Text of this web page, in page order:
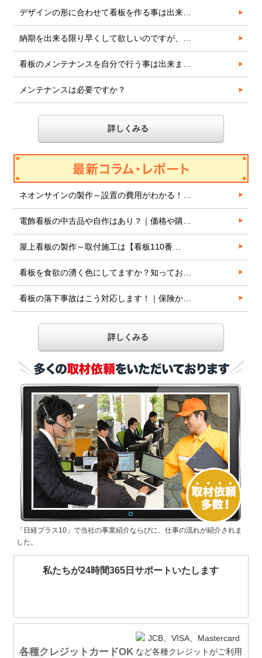
デザインの形に合わせて看板を作る事は出来…
納期を出来る限り早くして欲しいのですが、…
看板のメンテナンスを自分で行う事は出来ま…
メンテナンスは必要ですか？
詳しくみる
ネオンサインの製作～設置の費用がわかる！…
電飾看板の中古品や自作はあり？｜価格や購…
屋上看板の製作～取付施工は【看板110番…
看板を食欲の湧く色にしてますか？知ってお…
看板の落下事故はこう対応します！｜保険か…
詳しくみる
「日経プラス10」で当社の事業紹介ならびに、仕事の流れが紹介されま
した。
私たちが24時間365日サポートいたします
各種クレジットカードOK